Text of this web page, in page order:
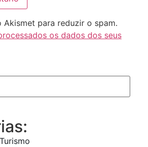
Akismet para reduzir o spam.
os dados dos seus